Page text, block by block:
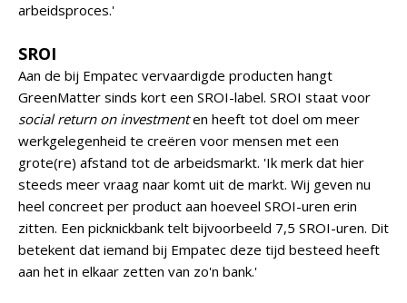
arbeidsproces.'
SROI
Aan de bij Empatec vervaardigde producten hangt
GreenMatter sinds kort een SROI-label. SROI staat voor
social return on investmenten heeft tot doel om meer
werkgelegenheid te creëren voor mensen met een
grote(re) afstand tot de arbeidsmarkt. 'Ik merk dat hier
steeds meer vraag naar komt uit de markt. Wij geven nu
heel concreet per product aan hoeveel SROI-uren erin
zitten. Een picknickbank telt bijvoorbeeld 7,5 SROI-uren. Dit
betekent dat iemand bij Empatec deze tijd besteed heeft
aan het in elkaar zetten van zo'n bank.'